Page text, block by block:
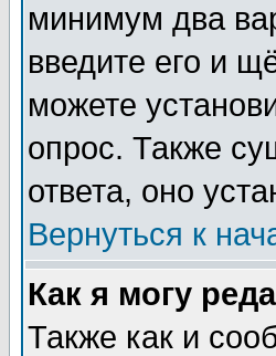
минимум два
введите его и
можете
опрос. Также
ответа, оно
Вернуться к
Как я могу
Также как и